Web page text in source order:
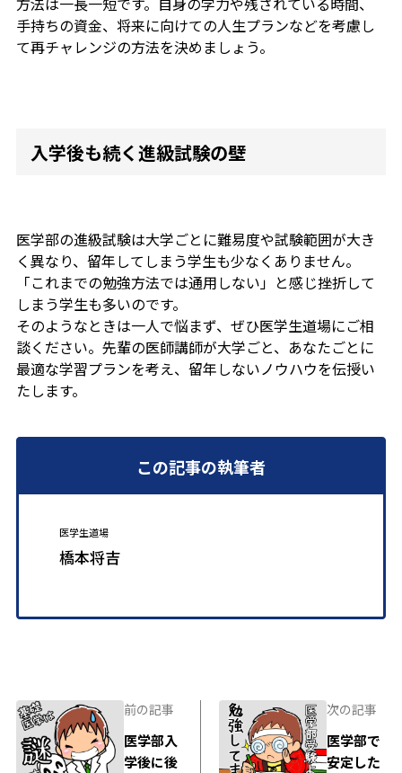
手持ちの資金、将来に向けての人生プランなどを考慮し
て再チャレンジの方法を決めましょう。
入学後も続く進級試験の壁
医学部の進級試験は大学ごとに難易度や試験範囲が大き
く異なり、留年してしまう学生も少なくありません。
「これまでの勉強方法では通用しない」と感じ挫折して
しまう学生も多いのです。
そのようなときは一人で悩まず、ぜひ医学生道場にご相
談ください。先輩の医師講師が大学ごと、あなたごとに
最適な学習プランを考え、留年しないノウハウを伝授い
たします。
この記事の執筆者
医学生道場
橋本将吉
前の記事
医学部入
学後に後
次の記事
医学部で
安定した